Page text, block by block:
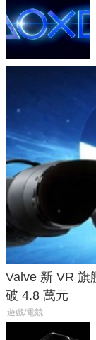
Valve 新 VR 旗
破 4.8 萬元
遊戲/電競